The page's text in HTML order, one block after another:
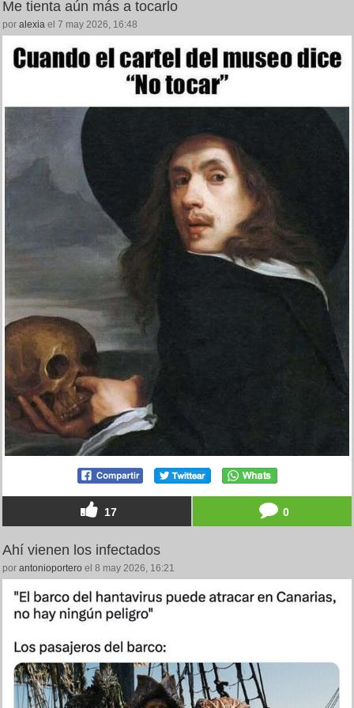
Me tienta aún más a tocarlo
por alexia el 7 may 2026, 16:48
17 0
Ahí vienen los infectados
por antonioportero el 8 may 2026, 16:21